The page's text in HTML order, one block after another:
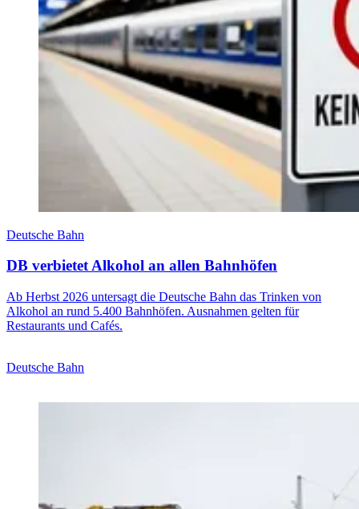
Deutsche Bahn
DB verbietet Alkohol an allen Bahnhöfen
Ab Herbst 2026 untersagt die Deutsche Bahn das Trinken von
Alkohol an rund 5.400 Bahnhöfen. Ausnahmen gelten für
Restaurants und Cafés.
Deutsche Bahn